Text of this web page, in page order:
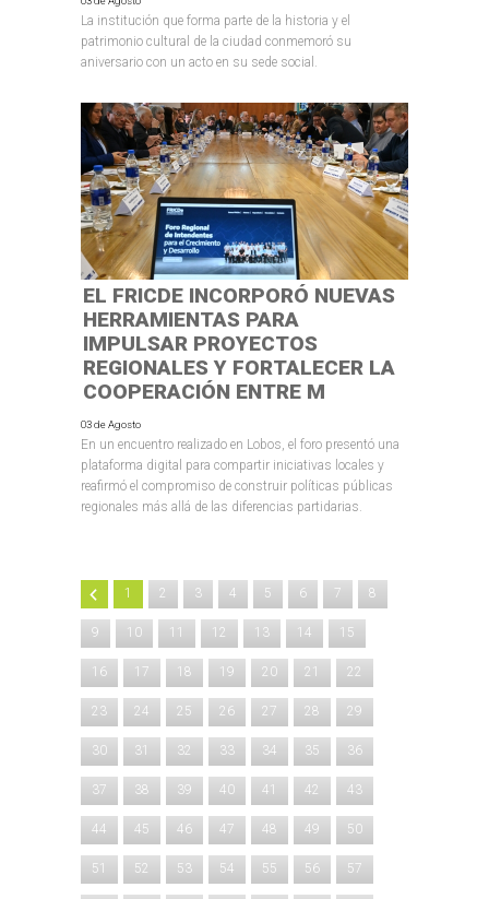
La institución que forma parte de la historia y el
patrimonio cultural de la ciudad conmemoró su
aniversario con un acto en su sede social.
EL FRICDE INCORPORÓ NUEVAS
HERRAMIENTAS PARA
IMPULSAR PROYECTOS
REGIONALES Y FORTALECER LA
COOPERACIÓN ENTRE M
03 de Agosto
En un encuentro realizado en Lobos, el foro presentó una
plataforma digital para compartir iniciativas locales y
reafirmó el compromiso de construir políticas públicas
regionales más allá de las diferencias partidarias.
1 2 3 4 5 6 7 8
9 10 11 12 13 14 15
16 17 18 19 20 21 22
23 24 25 26 27 28 29
30 31 32 33 34 35 36
37 38 39 40 41 42 43
44 45 46 47 48 49 50
51 52 53 54 55 56 57